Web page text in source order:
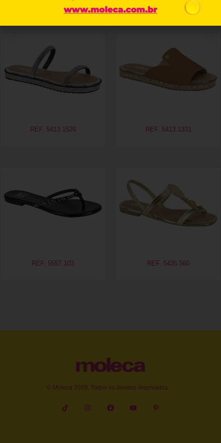
Produtos relacionados
REF. 5413.1526 REF. 5413.1331
REF. 5557.103 REF. 5435.560
© Moleca 2026. Todos os direitos reservados.